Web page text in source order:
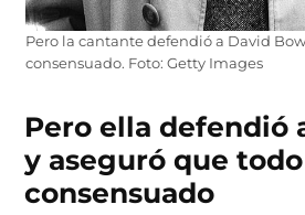
Pero la cantante defendió a David
consensuado. Foto: Getty Images
Pero ella defendió
y aseguró que
consensuado